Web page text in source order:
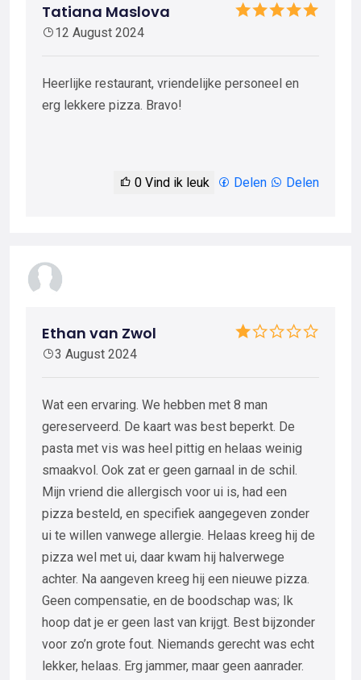
Tatiana Maslova
12 August 2024
Heerlijke restaurant, vriendelijke personeel en
erg lekkere pizza. Bravo!
0 Vind ik leuk Delen Delen
Ethan van Zwol
3 August 2024
Wat een ervaring. We hebben met 8 man
gereserveerd. De kaart was best beperkt. De
pasta met vis was heel pittig en helaas weinig
smaakvol. Ook zat er geen garnaal in de schil.
Mijn vriend die allergisch voor ui is, had een
pizza besteld, en specifiek aangegeven zonder
ui te willen vanwege allergie. Helaas kreeg hij de
pizza wel met ui, daar kwam hij halverwege
achter. Na aangeven kreeg hij een nieuwe pizza.
Geen compensatie, en de boodschap was; Ik
hoop dat je er geen last van krijgt. Best bijzonder
voor zo’n grote fout. Niemands gerecht was echt
lekker, helaas. Erg jammer, maar geen aanrader.